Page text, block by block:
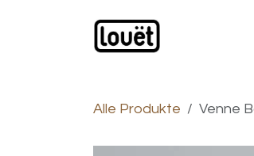
Alle Produkte Venne